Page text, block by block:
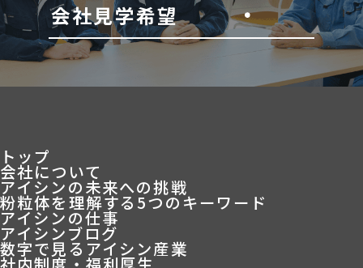
会社見学希望
トップ
会社について
アイシンの未来への挑戦
粉粒体を理解する5つのキーワード
アイシンの仕事
アイシンブログ
数字で見るアイシン産業